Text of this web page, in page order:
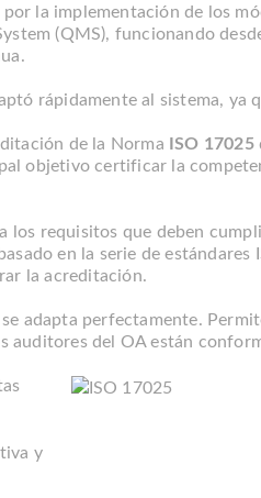
la implementación de los
(QMS), funcionando
rápidamente al sistema, ya
de la Norma ISO 17025
objetivo certificar la
los requisitos que deben
en la serie de estándares
la acreditación.
adapta perfectamente.
auditores del OA están
y